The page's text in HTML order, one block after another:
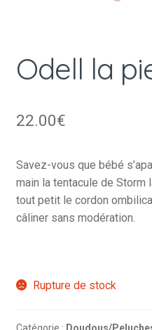
Odell la
22.00€
Savez-vous que bébé
main la tentacule de Storm
tout petit le cordon
câliner sans modération.
Rupture de stock